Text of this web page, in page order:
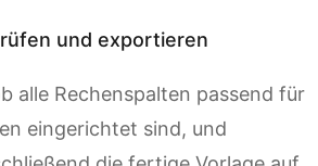
und exportieren
alle Rechenspalten passend für
eingerichtet sind, und